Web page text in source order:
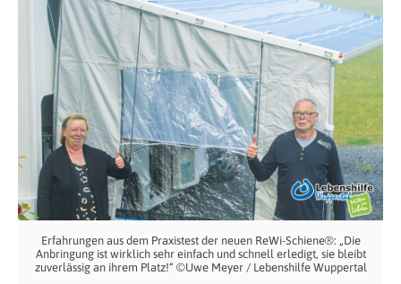
Erfahrungen aus dem Praxistest der neuen ReWi-Schiene®: „Die
Anbringung ist wirklich sehr einfach und schnell erledigt, sie bleibt
zuverlässig an ihrem Platz!“ ©Uwe Meyer / Lebenshilfe Wuppertal